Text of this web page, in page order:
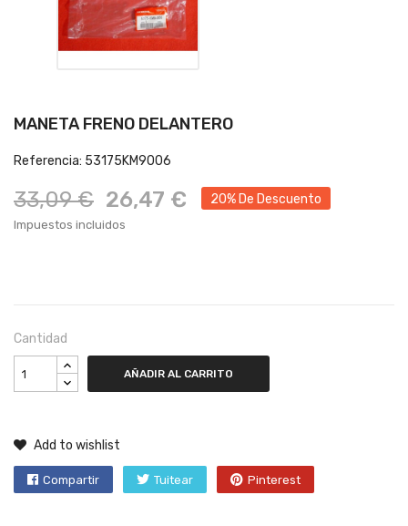
MANETA FRENO DELANTERO
Referencia: 53175KM9006
33,09 € 26,47 € 20% De Descuento
Impuestos incluidos
Cantidad
AÑADIR AL CARRITO
Add to wishlist
Compartir Tuitear Pinterest